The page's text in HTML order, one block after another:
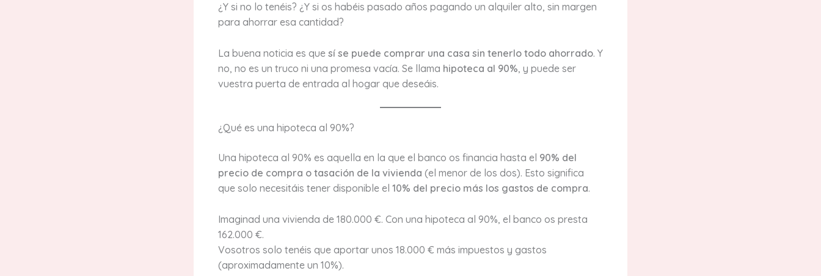
¿Y si no lo tenéis? ¿Y si os habéis pasado años pagando un alquiler alto, sin margen
para ahorrar esa cantidad?
La buena noticia es que sí se puede comprar una casa sin tenerlo todo ahorrado. Y
no, no es un truco ni una promesa vacía. Se llama hipoteca al 90% , y puede ser
vuestra puerta de entrada al hogar que deseáis.
¿Qué es una hipoteca al 90%?
Una hipoteca al 90% es aquella en la que el banco os financia hasta el 90% del
precio de compra o tasación de la vivienda (el menor de los dos). Esto significa
que solo necesitáis tener disponible el 10% del precio más los gastos de compra.
Imaginad una vivienda de 180.000 €. Con una hipoteca al 90%, el banco os presta
162.000 €.
Vosotros solo tenéis que aportar unos 18.000 € más impuestos y gastos
(aproximadamente un 10%).